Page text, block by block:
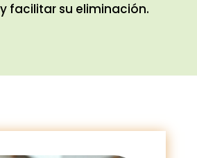
facilitar su eliminación.